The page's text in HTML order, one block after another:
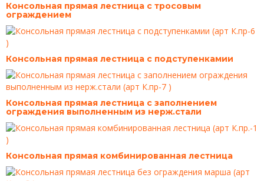
Консольная прямая лестница с тросовым
ограждением
Консольная прямая лестница с подступенкамии
Консольная прямая лестница с заполнением
ограждения выполненным из нерж.стали
Консольная прямая комбинированная лестница